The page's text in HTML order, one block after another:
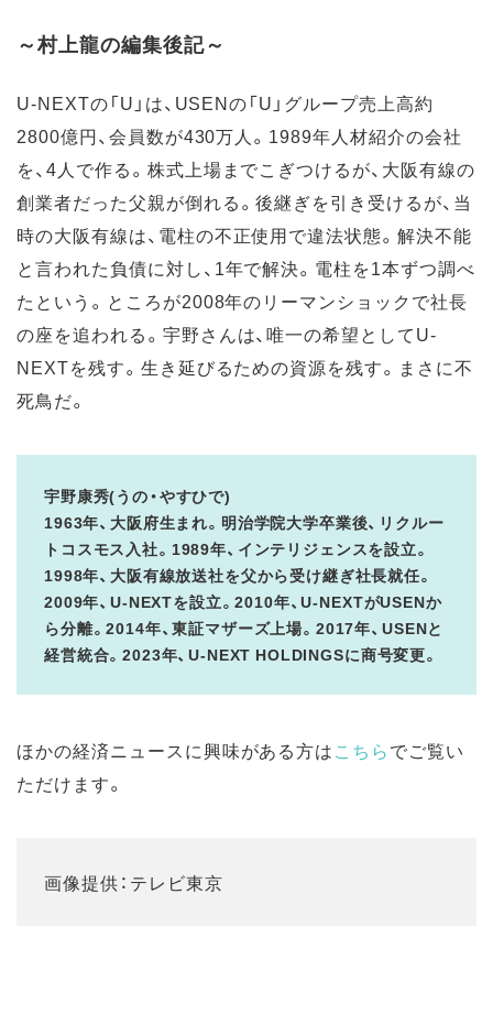
～村上龍の編集後記～
U-NEXTの「U」は、USENの「U」グループ売上高約
2800億円、会員数が430万人。1989年人材紹介の会社
を、4人で作る。株式上場までこぎつけるが、大阪有線の
創業者だった父親が倒れる。後継ぎを引き受けるが、当
時の大阪有線は、電柱の不正使用で違法状態。解決不能
と言われた負債に対し、1年で解決。電柱を1本ずつ調べ
たという。ところが2008年のリーマンショックで社長
の座を追われる。宇野さんは、唯一の希望としてU-
NEXTを残す。生き延びるための資源を残す。まさに不
死鳥だ。
宇野康秀(うの・やすひで)
1963年、大阪府生まれ。明治学院大学卒業後、リクルー
トコスモス入社。1989年、インテリジェンスを設立。
1998年、大阪有線放送社を父から受け継ぎ社長就任。
2009年、U-NEXTを設立。2010年、U-NEXTがUSENか
ら分離。2014年、東証マザーズ上場。2017年、USENと
経営統合。2023年、U-NEXT HOLDINGSに商号変更。
ほかの経済ニュースに興味がある方はこちらでご覧い
ただけます。
画像提供：テレビ東京